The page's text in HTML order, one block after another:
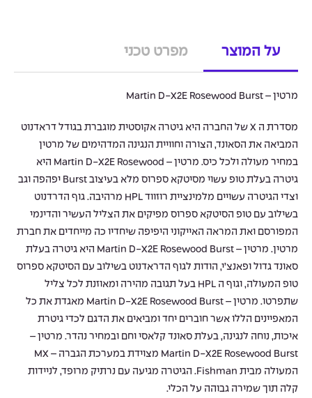
על המוצר מפרט טכני
מרטין – Martin D-X2E Rosewood Burst
מסדרת ה X של החברה היא גיטרה אקוסטית מוגברת בגודל דראדנוט
המביאה את הסאונד, הצורה וחוויית הנגינה המדהימים של מרטין
במחיר מעולה ולכל כיס. מרטין – Martin D-X2E Rosewood היא
גיטרה בעלת טופ עשוי מסיטקא ספרוס מלא בעיצוב Burst יפהפה וגב
וצדי הגיטרה עשויים מלמינציית רוזווד HPL מרהיבה. גוף הדרדנוט
בשילוב עם טופ הסיטקא ספרוס מפיקים את הצליל העשיר והדינמי
המפורסם ואת המראה האייקוני היפיפה שיחדיו כה מייחדים את חברת
מרטין. מרטין – Martin D-X2E Rosewood Burst היא גיטרה בעלת
סאונד גדול ופאנצ’י, הודות לגוף הדראדנוט בשילוב עם הסיטקא ספרוס
טופ המעולה, וגוף ה HPL בעל תגובה מהירה ומאוזנת לכל צליל
שתפרטו. מרטין – Martin D-X2E Rosewood Burst מאגדת את כל
המאפיינים הללו אשר חוברים יחד ומביאים את הדגם לכדי גיטרת
איכות, נוחה לנגינה, בעלת סאונד קלאסי וחם ובמחיר נהדר. מרטין –
Martin D-X2E Rosewood Burst מצוידת במערכת הגברה – MX
המעולה מבית Fishman. הגיטרה מגיעה עם נרתיק מרופד, לניידות
קלה תוך שמירה גבוהה על הכלי.